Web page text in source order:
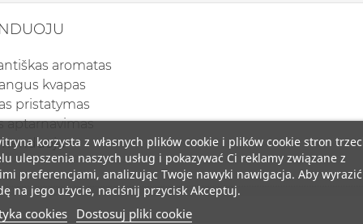
aromatas
kvapas
pristatymas
aptarnavimas
korzysta z własnych plików cookie i plików cookie stron
ulepszenia naszych usług i pokazywać Ci reklamy związane z
preferencjami, analizując Twoje nawyki nawigacja. Aby wyrazić
na jego użycie, naciśnij przycisk Akceptuj.
cookies Dostosuj pliki cookie